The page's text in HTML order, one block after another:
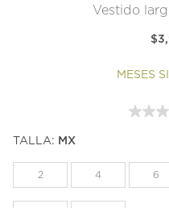
Vestido
MESES
TALLA: MX
2 4 6